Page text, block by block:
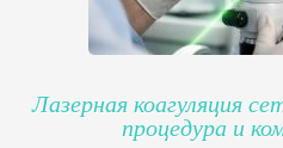
Лазерная коагуляция
процедура и